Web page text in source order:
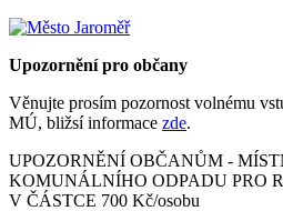
Upozornění pro občany
Věnujte prosím pozornost volnému
MÚ, bližsí informace zde.
UPOZORNĚNÍ OBČANŮM -
KOMUNÁLNÍHO ODPADU PRO
V ČÁSTCE 700 Kč/osobu